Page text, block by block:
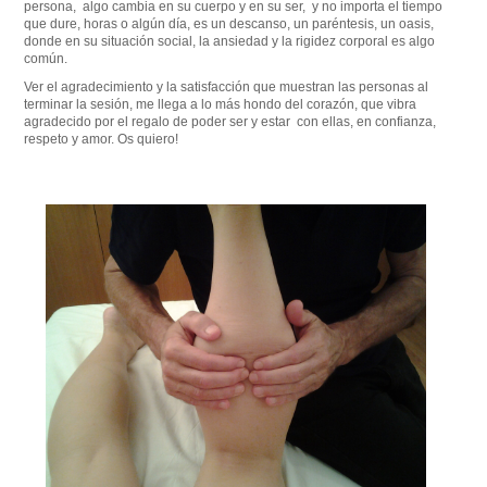
persona, algo cambia en su cuerpo y en su ser, y no importa el tiempo
que dure, horas o algún día, es un descanso, un paréntesis, un oasis,
donde en su situación social, la ansiedad y la rigidez corporal es algo
común.
Ver el agradecimiento y la satisfacción que muestran las personas al
terminar la sesión, me llega a lo más hondo del corazón, que vibra
agradecido por el regalo de poder ser y estar con ellas, en confianza,
respeto y amor. Os quiero!